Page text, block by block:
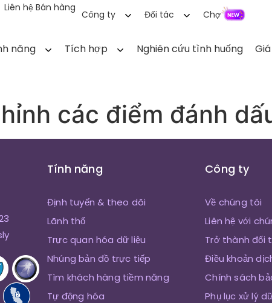
Liên hệ Bán hàng
Công ty Đối tác Chợ
năng Tích hợp Nghiên cứu tình huống
các điểm đánh
Tính năng
Định tuyến & theo dõi
Lãnh thổ
Trực quan hóa dữ liệu
Nhúng bản đồ trực tiếp
Tìm khách hàng tiềm năng
Tự động hóa
Công ty
Về chúng tôi
Liên hệ với
Trở thành đối
Điều khoản
Chính sách
Phụ lục xử lý